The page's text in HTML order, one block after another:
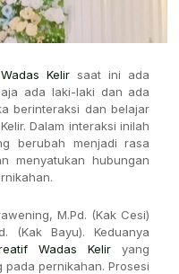
Kelirsaat ini ada
ada laki-laki dan ada
berinteraksi dan belajar
Dalam interaksi inilah
berubah menjadi rasa
menyatukan hubungan
M.Pd. (Kak Cesi)
(Kak Bayu). Keduanya
Wadas Kelir yang
pernikahan. Prosesi